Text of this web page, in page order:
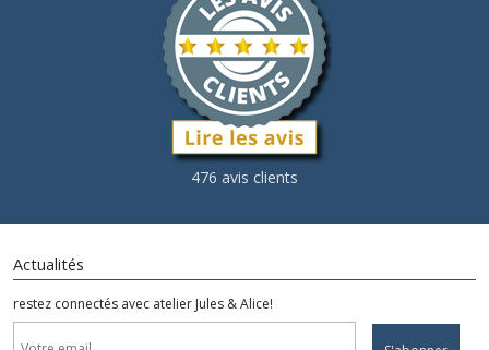
476 avis clients
Actualités
restez connectés avec atelier Jules & Alice!